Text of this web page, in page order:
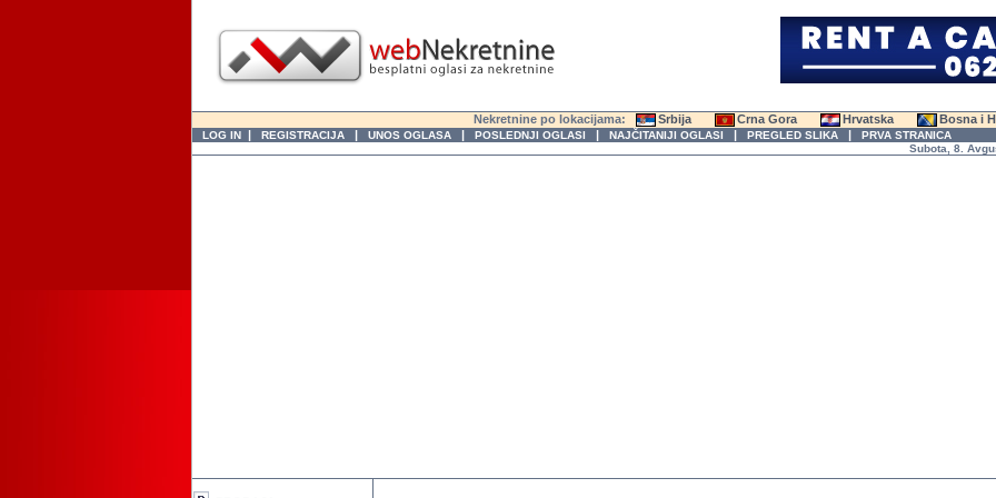
Nekretnine po lokacijama: Srbija Crna Gora Hrvatska Bosna i
LOG IN | REGISTRACIJA | UNOS OGLASA | POSLEDNJI OGLASI | NAJČITANIJI OGLASI | PREGLED SLIKA | PRVA STRANICA
Subota, 8. Avgust